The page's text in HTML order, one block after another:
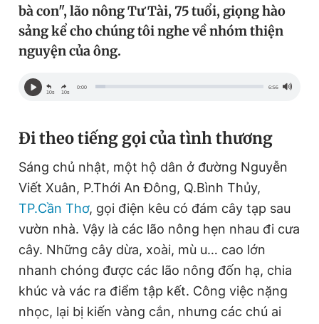
Sản phẩm khác
Đọc Thanh Niên trên điện thoại
Theo dõi báo trên
bà con", lão nông Tư Tài, 75 tuổi, giọng hào
sảng kể cho chúng tôi nghe về nhóm thiện
nguyện của ông.
10s 10s
0:00 6:56
Đi theo tiếng gọi của tình thương
Sáng chủ nhật, một hộ dân ở đường Nguyễn
Viết Xuân, P.Thới An Đông, Q.Bình Thủy,
TP.Cần Thơ, gọi điện kêu có đám cây tạp sau
vườn nhà. Vậy là các lão nông hẹn nhau đi cưa
cây. Những cây dừa, xoài, mù u… cao lớn
nhanh chóng được các lão nông đốn hạ, chia
khúc và vác ra điểm tập kết. Công việc nặng
nhọc, lại bị kiến vàng cắn, nhưng các chú ai